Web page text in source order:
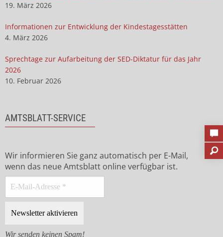
19. März 2026
Informationen zur Entwicklung der Kindestagesstätten
4. März 2026
Sprechtage zur Aufarbeitung der SED-Diktatur für das Jahr
2026
10. Februar 2026
AMTSBLATT-SERVICE
Wir informieren Sie ganz automatisch per E-Mail,
wenn das neue Amtsblatt online verfügbar ist.
Wir senden keinen Spam!